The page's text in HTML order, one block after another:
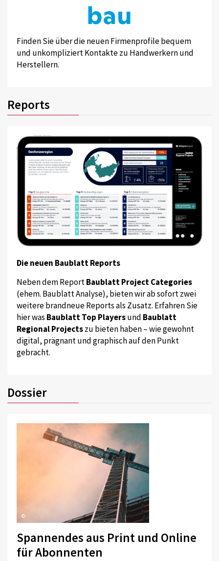
Finden Sie über die neuen Firmenprofile bequem
und unkompliziert Kontakte zu Handwerkern und
Herstellern.
Reports
Die neuen Baublatt Reports
Neben dem ReportBaublatt Project Categories
(ehem. Baublatt Analyse), bieten wir ab sofort zwei
weitere brandneue Reports als Zusatz. Erfahren Sie
hier was Baublatt Top Playersund Baublatt
Regional Projectszu bieten haben – wie gewohnt
digital, prägnant und graphisch auf den Punkt
gebracht.
Dossier
©
Spannendes aus Print und Online
für Abonnenten